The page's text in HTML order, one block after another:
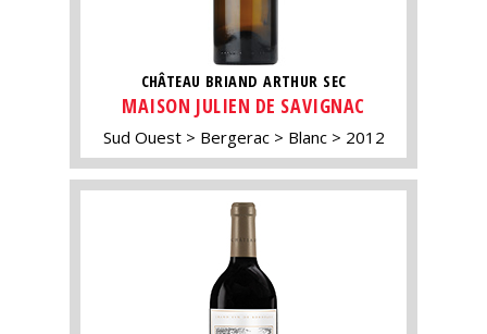
CHÂTEAU BRIAND ARTHUR SEC
MAISON JULIEN DE SAVIGNAC
Sud Ouest Bergerac Blanc 2012